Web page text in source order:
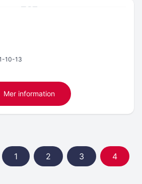
10-13
Mer information
1 2 3 4